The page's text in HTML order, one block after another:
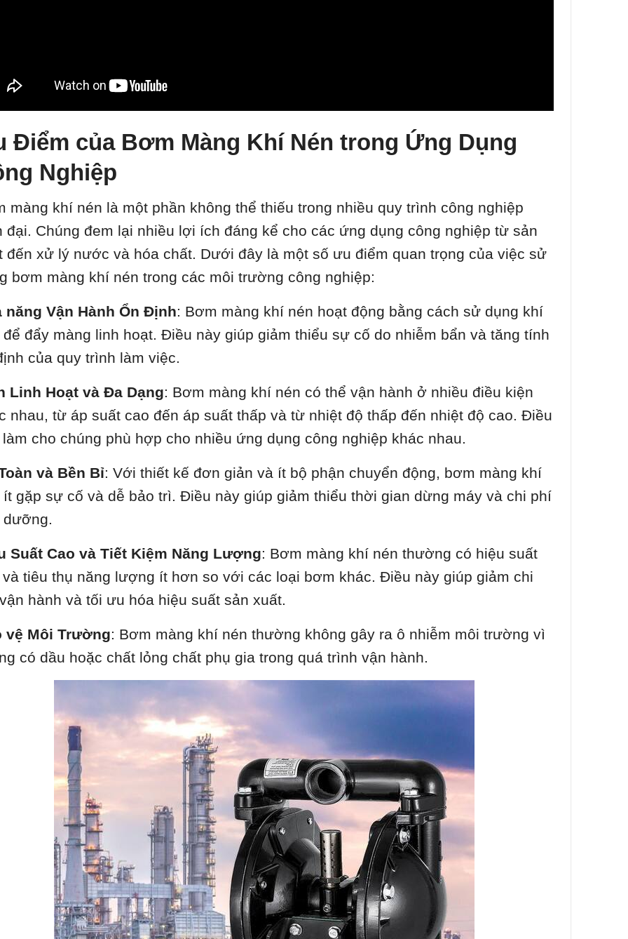
Điểm của Bơm Màng Khí Nén trong Ứng Dụng
Nghiệp
màng khí nén là một phần không thể thiếu trong nhiều quy trình công nghiệp
đại. Chúng đem lại nhiều lợi ích đáng kể cho các ứng dụng công nghiệp từ sản
đến xử lý nước và hóa chất. Dưới đây là một số ưu điểm quan trọng của việc sử
bơm màng khí nén trong các môi trường công nghiệp:
năng Vận Hành Ổn Định: Bơm màng khí nén hoạt động bằng cách sử dụng khí
để đẩy màng linh hoạt. Điều này giúp giảm thiểu sự cố do nhiễm bẩn và tăng tính
của quy trình làm việc.
Linh Hoạt và Đa Dạng: Bơm màng khí nén có thể vận hành ở nhiều điều kiện
nhau, từ áp suất cao đến áp suất thấp và từ nhiệt độ thấp đến nhiệt độ cao. Điều
cho chúng phù hợp cho nhiều ứng dụng công nghiệp khác nhau.
và Bền Bỉ: Với thiết kế đơn giản và ít bộ phận chuyển động, bơm màng khí
ít gặp sự cố và dễ bảo trì. Điều này giúp giảm thiểu thời gian dừng máy và chi phí
dưỡng.
Suất Cao và Tiết Kiệm Năng Lượng: Bơm màng khí nén thường có hiệu suất
và tiêu thụ năng lượng ít hơn so với các loại bơm khác. Điều này giúp giảm chi
hành và tối ưu hóa hiệu suất sản xuất.
vệ Môi Trường: Bơm màng khí nén thường không gây ra ô nhiễm môi trường vì
có dầu hoặc chất lỏng chất phụ gia trong quá trình vận hành.